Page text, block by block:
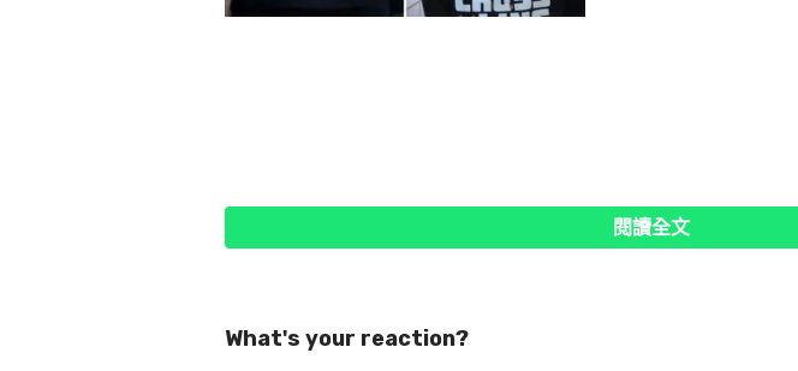
閱讀全文
What's your reaction?